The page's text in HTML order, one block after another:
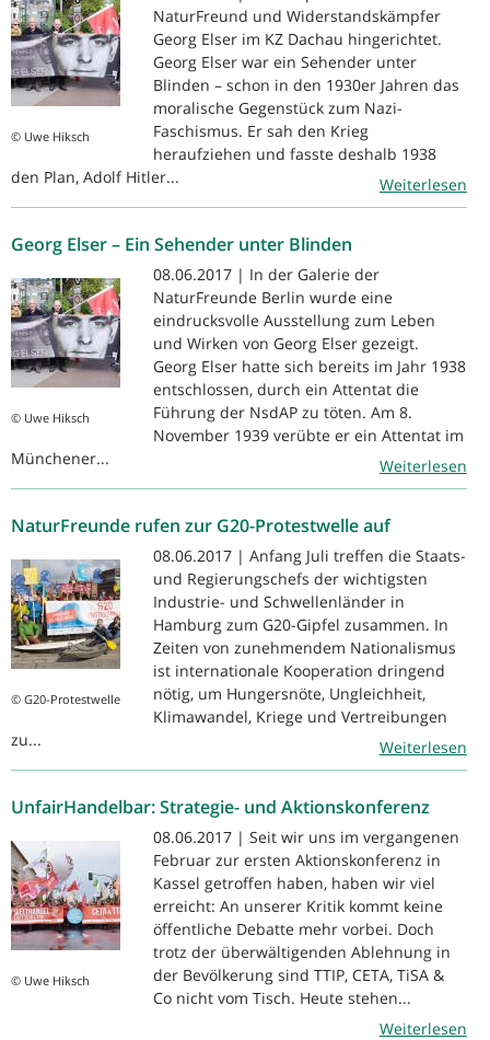
© Uwe Hiksch
NaturFreund und Widerstandskämpfer
Georg Elser im KZ Dachau hingerichtet.
Georg Elser war ein Sehender unter
Blinden – schon in den 1930er Jahren das
moralische Gegenstück zum Nazi-
Faschismus. Er sah den Krieg
heraufziehen und fasste deshalb 1938
den Plan, Adolf Hitler...
Weiterlesen
Georg Elser – Ein Sehender unter Blinden
© Uwe Hiksch
08.06.2017 | In der Galerie der
NaturFreunde Berlin wurde eine
eindrucksvolle Ausstellung zum Leben
und Wirken von Georg Elser gezeigt.
Georg Elser hatte sich bereits im Jahr 1938
entschlossen, durch ein Attentat die
Führung der NsdAP zu töten. Am 8.
November 1939 verübte er ein Attentat im
Münchener...
Weiterlesen
NaturFreunde rufen zur G20-Protestwelle auf
© G20-Protestwelle
08.06.2017 | Anfang Juli treffen die Staats-
und Regierungschefs der wichtigsten
Industrie- und Schwellenländer in
Hamburg zum G20-Gipfel zusammen. In
Zeiten von zunehmendem Nationalismus
ist internationale Kooperation dringend
nötig, um Hungersnöte, Ungleichheit,
Klimawandel, Kriege und Vertreibungen
zu...
Weiterlesen
UnfairHandelbar: Strategie- und Aktionskonferenz
© Uwe Hiksch
08.06.2017 | Seit wir uns im vergangenen
Februar zur ersten Aktionskonferenz in
Kassel getroffen haben, haben wir viel
erreicht: An unserer Kritik kommt keine
öffentliche Debatte mehr vorbei. Doch
trotz der überwältigenden Ablehnung in
der Bevölkerung sind TTIP, CETA, TiSA &
Co nicht vom Tisch. Heute stehen...
Weiterlesen